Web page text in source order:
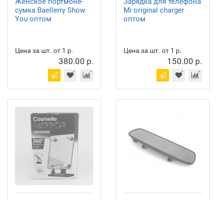
сумка Baellerry Show
You оптом
Цена за шт. от 1 р.
380.00 р.
Mi original charger
оптом
Цена за шт. от 1 р.
150.00 р.